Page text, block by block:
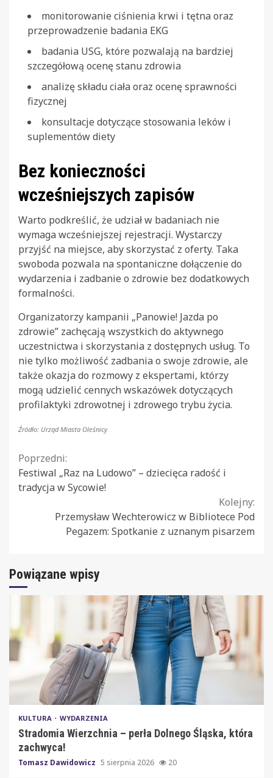
monitorowanie ciśnienia krwi i tętna oraz
przeprowadzenie badania EKG
badania USG, które pozwalają na bardziej
szczegółową ocenę stanu zdrowia
analizę składu ciała oraz ocenę sprawności
fizycznej
konsultacje dotyczące stosowania leków i
suplementów diety
Bez konieczności
wcześniejszych zapisów
Warto podkreślić, że udział w badaniach nie
wymaga wcześniejszej rejestracji. Wystarczy
przyjść na miejsce, aby skorzystać z oferty. Taka
swoboda pozwala na spontaniczne dołączenie do
wydarzenia i zadbanie o zdrowie bez dodatkowych
formalności.
Organizatorzy kampanii „Panowie! Jazda po
zdrowie” zachęcają wszystkich do aktywnego
uczestnictwa i skorzystania z dostępnych usług. To
nie tylko możliwość zadbania o swoje zdrowie, ale
także okazja do rozmowy z ekspertami, którzy
mogą udzielić cennych wskazówek dotyczących
profilaktyki zdrowotnej i zdrowego trybu życia.
Źródło: Urząd Miasta Oleśnicy
Continue
Reading
Poprzedni:
Festiwal „Raz na Ludowo” – dziecięca radość i
tradycja w Sycowie!
Kolejny:
Przemysław Wechterowicz w Bibliotece Pod
Pegazem: Spotkanie z uznanym pisarzem
Powiązane wpisy
KULTURA WYDARZENIA
Stradomia Wierzchnia – perła Dolnego Śląska, która
zachwyca!
Tomasz Dawidowicz 5 sierpnia 2026 20